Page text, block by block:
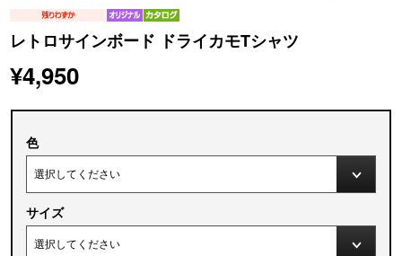
レトロサインボード ドライカモTシャツ
¥4,950
色
サイズ